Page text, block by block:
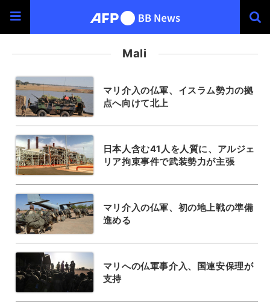
Mali
マリ介入の仏軍、イスラム勢力の拠
点へ向けて北上
日本人含む41人を人質に、アルジェ
リア拘束事件で武装勢力が主張
マリ介入の仏軍、初の地上戦の準備
進める
マリへの仏軍事介入、国連安保理が
支持